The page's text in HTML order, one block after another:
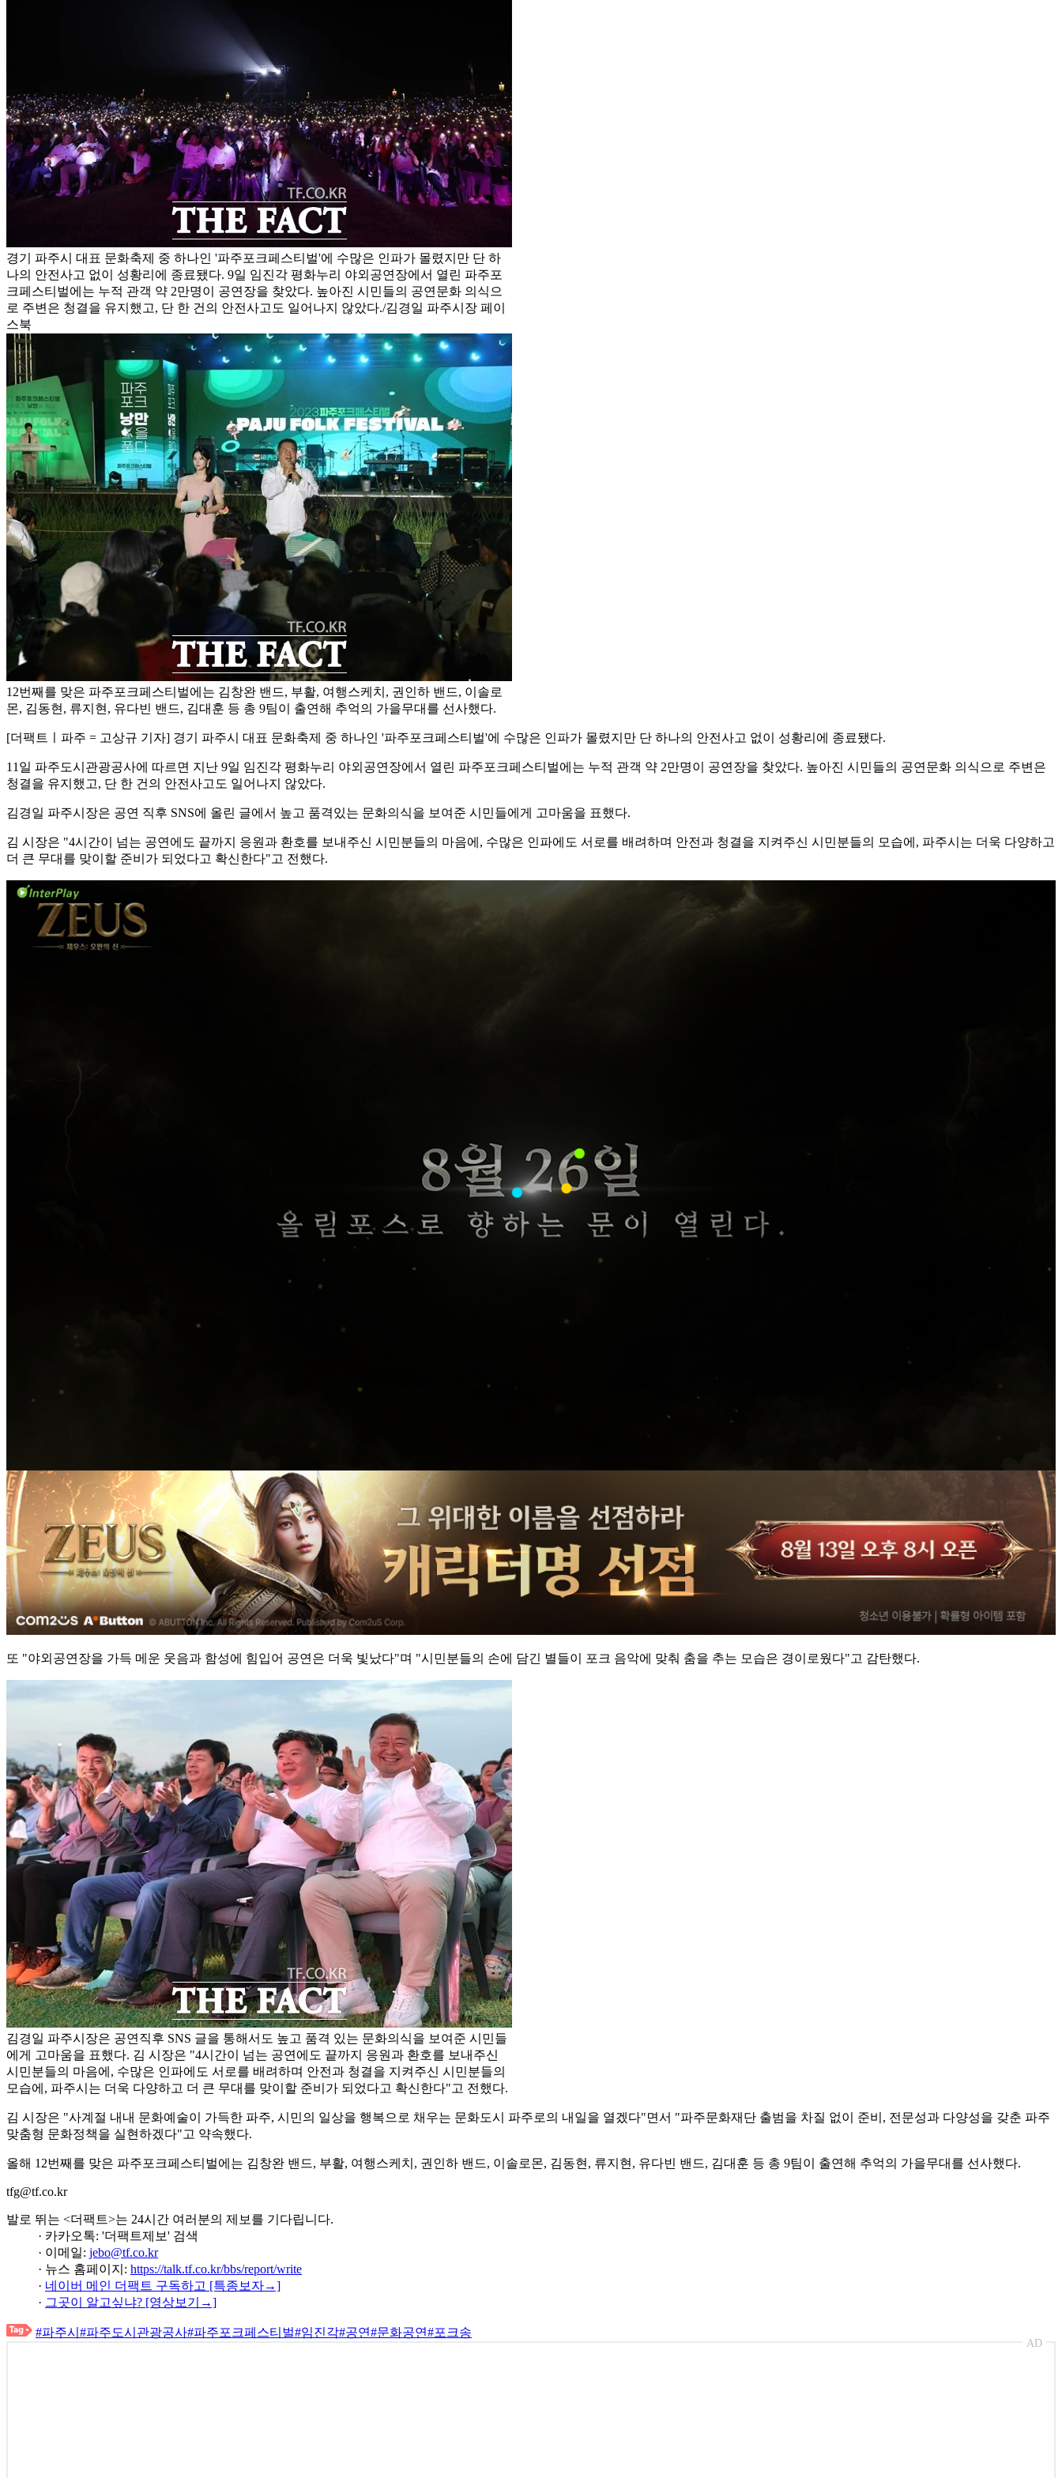
경기 파주시 대표 문화축제 중 하나인 '파주포크페스티벌'에 수많은 인파가 몰렸지만 단 하
나의 안전사고 없이 성황리에 종료됐다. 9일 임진각 평화누리 야외공연장에서 열린 파주포
크페스티벌에는 누적 관객 약 2만명이 공연장을 찾았다. 높아진 시민들의 공연문화 의식으
로 주변은 청결을 유지했고, 단 한 건의 안전사고도 일어나지 않았다./김경일 파주시장 페이
스북
12번째를 맞은 파주포크페스티벌에는 김창완 밴드, 부활, 여행스케치, 권인하 밴드, 이솔로
몬, 김동현, 류지현, 유다빈 밴드, 김대훈 등 총 9팀이 출연해 추억의 가을무대를 선사했다.
[더팩트ㅣ파주 = 고상규 기자] 경기 파주시 대표 문화축제 중 하나인 '파주포크페스티벌'에 수많은 인파가 몰렸지만 단 하나의 안전사고 없이 성황리에 종료됐다.
11일 파주도시관광공사에 따르면 지난 9일 임진각 평화누리 야외공연장에서 열린 파주포크페스티벌에는 누적 관객 약 2만명이 공연장을 찾았다. 높아진 시민들의 공연문화 의식으로 주변은
청결을 유지했고, 단 한 건의 안전사고도 일어나지 않았다.
김경일 파주시장은 공연 직후 SNS에 올린 글에서 높고 품격있는 문화의식을 보여준 시민들에게 고마움을 표했다.
김 시장은 "4시간이 넘는 공연에도 끝까지 응원과 환호를 보내주신 시민분들의 마음에, 수많은 인파에도 서로를 배려하며 안전과 청결을 지켜주신 시민분들의 모습에, 파주시는 더욱 다양하고
더 큰 무대를 맞이할 준비가 되었다고 확신한다"고 전했다.
또 "야외공연장을 가득 메운 웃음과 함성에 힘입어 공연은 더욱 빛났다"며 "시민분들의 손에 담긴 별들이 포크 음악에 맞춰 춤을 추는 모습은 경이로웠다"고 감탄했다.
김경일 파주시장은 공연직후 SNS 글을 통해서도 높고 품격 있는 문화의식을 보여준 시민들
에게 고마움을 표했다. 김 시장은 "4시간이 넘는 공연에도 끝까지 응원과 환호를 보내주신
시민분들의 마음에, 수많은 인파에도 서로를 배려하며 안전과 청결을 지켜주신 시민분들의
모습에, 파주시는 더욱 다양하고 더 큰 무대를 맞이할 준비가 되었다고 확신한다"고 전했다.
김 시장은 "사계절 내내 문화예술이 가득한 파주, 시민의 일상을 행복으로 채우는 문화도시 파주로의 내일을 열겠다"면서 "파주문화재단 출범을 차질 없이 준비, 전문성과 다양성을 갖춘 파주
맞춤형 문화정책을 실현하겠다"고 약속했다.
올해 12번째를 맞은 파주포크페스티벌에는 김창완 밴드, 부활, 여행스케치, 권인하 밴드, 이솔로몬, 김동현, 류지현, 유다빈 밴드, 김대훈 등 총 9팀이 출연해 추억의 가을무대를 선사했다.
tfg@tf.co.kr
발로 뛰는 <더팩트>는 24시간 여러분의 제보를 기다립니다.
· 카카오톡: '더팩트제보' 검색
· 이메일: jebo@tf.co.kr
· 뉴스 홈페이지: https://talk.tf.co.kr/bbs/report/write
· 네이버 메인 더팩트 구독하고 [특종보자→]
· 그곳이 알고싶냐? [영상보기→]
#파주시 #파주도시관광공사#파주포크페스티벌#임진각#공연#문화공연#포크송
AD